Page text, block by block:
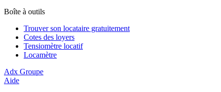
Boîte à outils
Trouver son locataire gratuitement
Cotes des loyers
Tensiomètre locatif
Locamètre
Adx Groupe
Aide